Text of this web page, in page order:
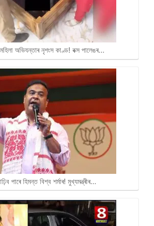
অভিযন্তাৰ নৃশংস কাণ্ড! বক্স পালেঙৰ…
পাৰে হিমন্ত বিশ্ব শৰ্মাৰ! মুখ্যমন্ত্ৰীৰ…